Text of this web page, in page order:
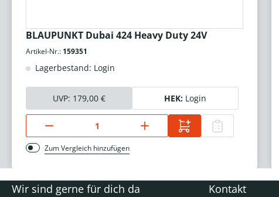
BLAUPUNKT Dubai 424 Heavy Duty 24V
Artikel-Nr.: 159351
Lagerbestand: Login
UVP: 179,00 € HEK: Login
Zum Vergleich hinzufügen
Wir sind gerne für dich da Kontakt